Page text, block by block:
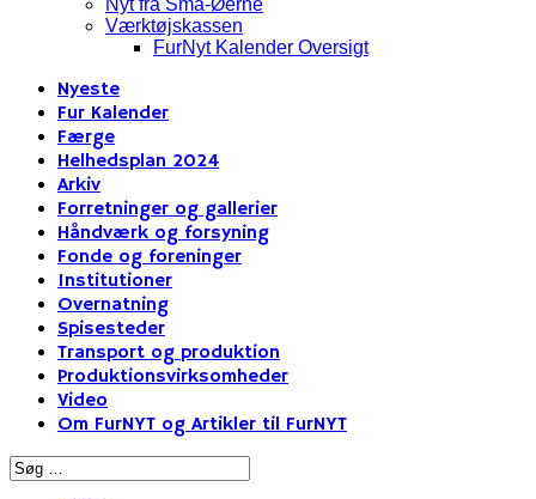
Nyt fra Små-Øerne
Værktøjskassen
FurNyt Kalender Oversigt
Nyeste
Fur Kalender
Færge
Helhedsplan 2024
Arkiv
Forretninger og gallerier
Håndværk og forsyning
Fonde og foreninger
Institutioner
Overnatning
Spisesteder
Transport og produktion
Produktionsvirksomheder
Video
Om FurNYT og Artikler til FurNYT